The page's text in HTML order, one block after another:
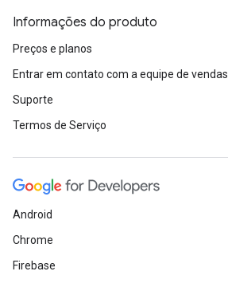
Informações do produto
Preços e planos
Entrar em contato com a equipe de vendas
Suporte
Termos de Serviço
Android
Chrome
Firebase